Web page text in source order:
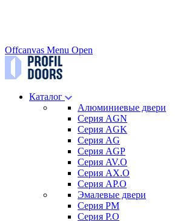
Offcanvas Menu Open
Каталог
Алюминиевые двери
Серия AGN
Серия AGK
Серия AG
Серия AGP
Серия AV.O
Серия AX.O
Серия AP.O
Эмалевые двери
Серия PM
Серия P.O